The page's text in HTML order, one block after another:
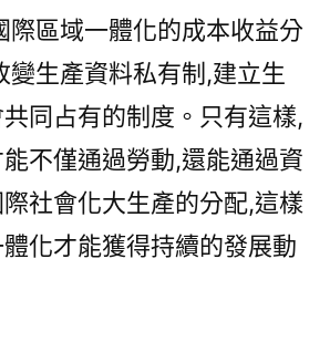
際區域一體化的成本收益分
變生產資料私有制,建立生
同占有的制度。只有這樣,
不僅通過勞動,還能通過資
社會化大生產的分配,這樣
化才能獲得持續的發展動